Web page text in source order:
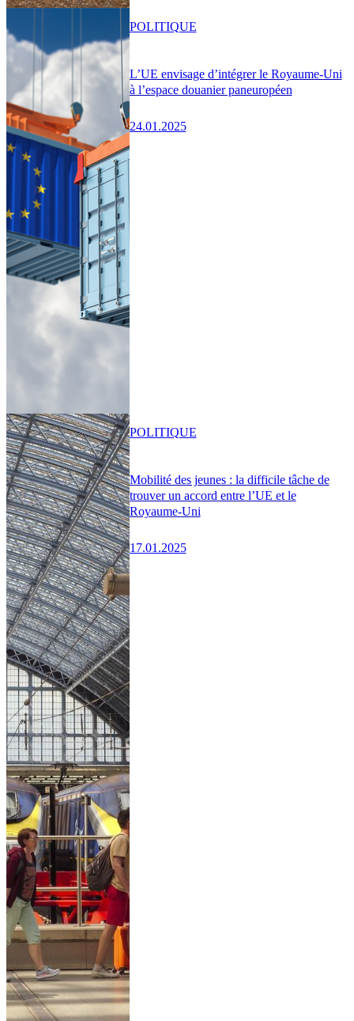
L’UE envisage d’intégrer le Royaume-Uni
à l’espace douanier paneuropéen
24.01.2025
POLITIQUE
Mobilité des jeunes : la difficile tâche de
trouver un accord entre l’UE et le
Royaume-Uni
17.01.2025
POLITIQUE